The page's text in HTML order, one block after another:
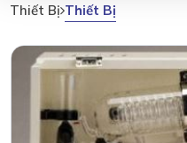
Thiết Bị Thiết Bị